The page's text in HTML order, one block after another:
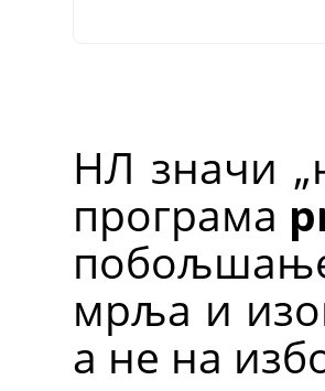
НЛ значи „
програма
мрља и
а не на